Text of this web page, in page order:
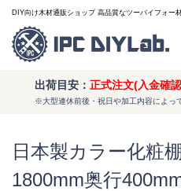
DIY向け木材通販ショップ 高品質なツーバイフォー
出荷目安： 正式注文(入金確
※大型連休前後・祝日や加工内容によっ
日本製カラー化粧
1800mm奥行